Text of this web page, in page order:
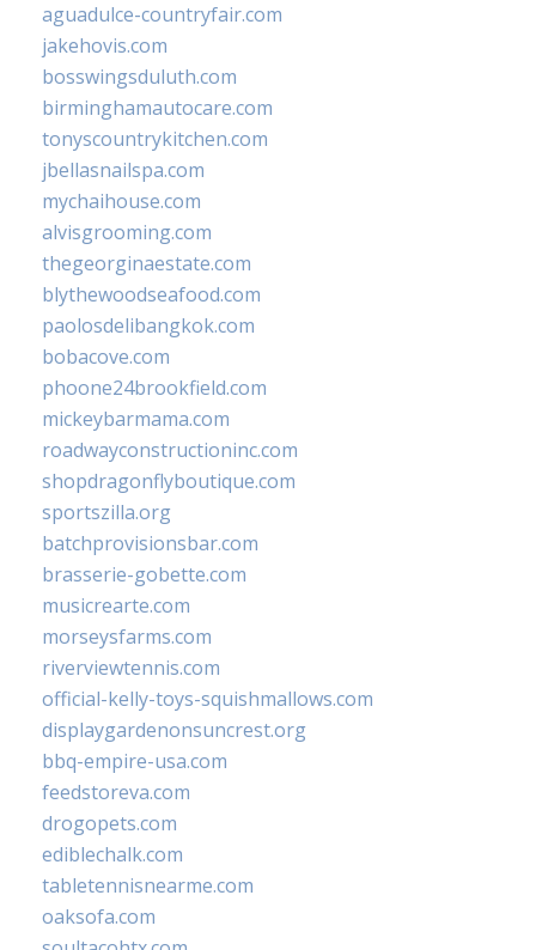
aguadulce-countryfair.com
jakehovis.com
bosswingsduluth.com
birminghamautocare.com
tonyscountrykitchen.com
jbellasnailspa.com
mychaihouse.com
alvisgrooming.com
thegeorginaestate.com
blythewoodseafood.com
paolosdelibangkok.com
bobacove.com
phoone24brookfield.com
mickeybarmama.com
roadwayconstructioninc.com
shopdragonflyboutique.com
sportszilla.org
batchprovisionsbar.com
brasserie-gobette.com
musicrearte.com
morseysfarms.com
riverviewtennis.com
official-kelly-toys-squishmallows.com
displaygardenonsuncrest.org
bbq-empire-usa.com
feedstoreva.com
drogopets.com
ediblechalk.com
tabletennisnearme.com
oaksofa.com